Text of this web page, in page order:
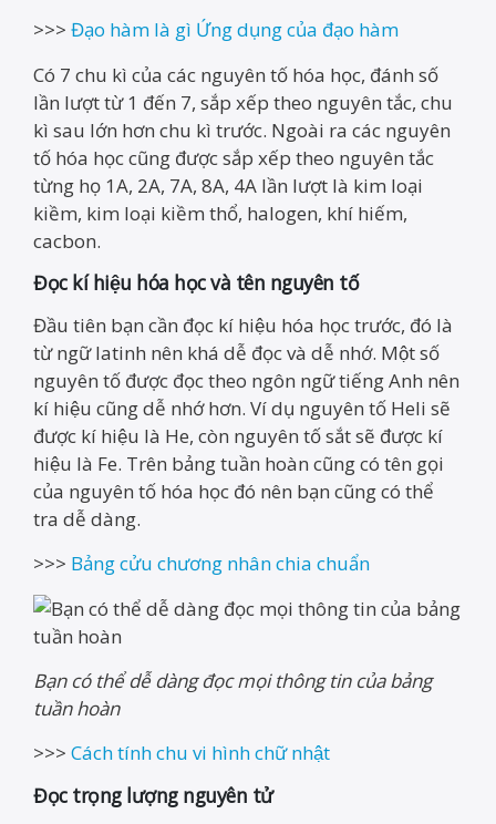
>>> Đạo hàm là gì Ứng dụng của đạo hàm
Có 7 chu kì của các nguyên tố hóa học, đánh số
lần lượt từ 1 đến 7, sắp xếp theo nguyên tắc, chu
kì sau lớn hơn chu kì trước. Ngoài ra các nguyên
tố hóa học cũng được sắp xếp theo nguyên tắc
từng họ 1A, 2A, 7A, 8A, 4A lần lượt là kim loại
kiềm, kim loại kiềm thổ, halogen, khí hiếm,
cacbon.
Đọc kí hiệu hóa học và tên nguyên tố
Đầu tiên bạn cần đọc kí hiệu hóa học trước, đó là
từ ngữ latinh nên khá dễ đọc và dễ nhớ. Một số
nguyên tố được đọc theo ngôn ngữ tiếng Anh nên
kí hiệu cũng dễ nhớ hơn. Ví dụ nguyên tố Heli sẽ
được kí hiệu là He, còn nguyên tố sắt sẽ được kí
hiệu là Fe. Trên bảng tuần hoàn cũng có tên gọi
của nguyên tố hóa học đó nên bạn cũng có thể
tra dễ dàng.
>>> Bảng cửu chương nhân chia chuẩn
Bạn có thể dễ dàng đọc mọi thông tin của bảng
tuần hoàn
>>> Cách tính chu vi hình chữ nhật
Đọc trọng lượng nguyên tử